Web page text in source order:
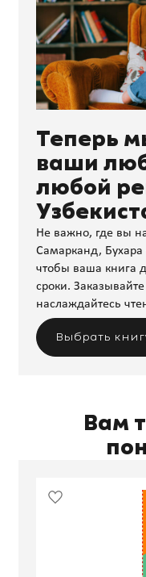
Теперь
ваши
любой
Не важно, где вы
Самарканд,
чтобы ваша книга
сроки.
наслаждайтесь
Выбрать
Вам